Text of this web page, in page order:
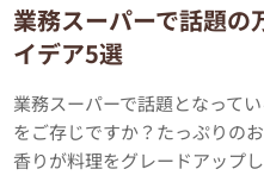
業務スーパーで話題の
イデア5選
業務スーパーで話題となって
をご存じですか？たっぷりの
香りが料理をグレードアップ